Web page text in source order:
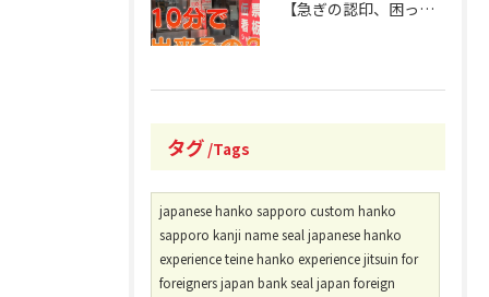
【急ぎの認印、困ったことありませんか？】
タグ Tags
japanese hanko sapporo custom hanko
sapporo kanji name seal japanese hanko
experience teine hanko experience jitsuin for
foreigners japan bank seal japan foreign